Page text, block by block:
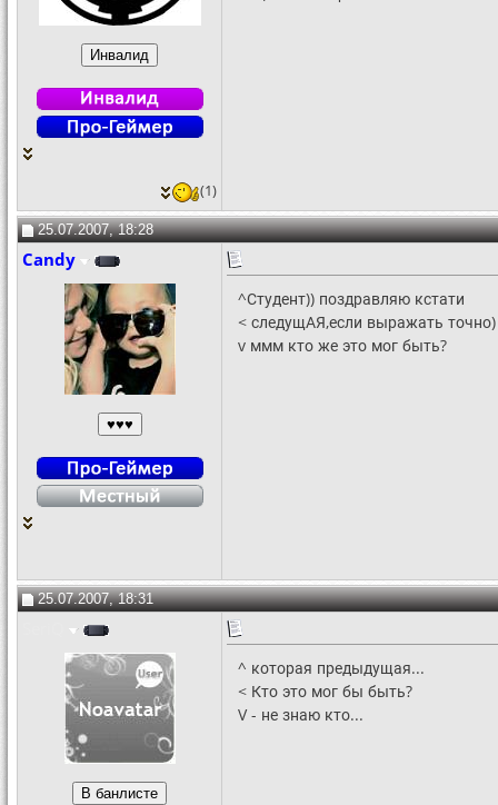
(1)
25.07.2007, 18:28
Candy
^Студент)) поздравляю кстати
< следущАЯ,если выражать точно)
v ммм кто же это мог быть?
25.07.2007, 18:31
^ которая предыдущая...
< Кто это мог бы быть?
V - не знаю кто...